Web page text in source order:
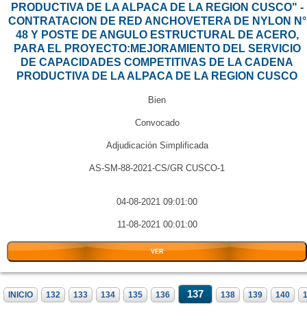
PRODUCTIVA DE LA ALPACA DE LA REGION CUSCO" -
CONTRATACION DE RED ANCHOVETERA DE NYLON N°
48 Y POSTE DE ANGULO ESTRUCTURAL DE ACERO,
PARA EL PROYECTO:MEJORAMIENTO DEL SERVICIO
DE CAPACIDADES COMPETITIVAS DE LA CADENA
PRODUCTIVA DE LA ALPACA DE LA REGION CUSCO
Bien
Convocado
Adjudicación Simplificada
AS-SM-88-2021-CS/GR CUSCO-1
04-08-2021 09:01:00
11-08-2021 00:01:00
VER
INICIO 132 133 134 135 136 137 138 139 140